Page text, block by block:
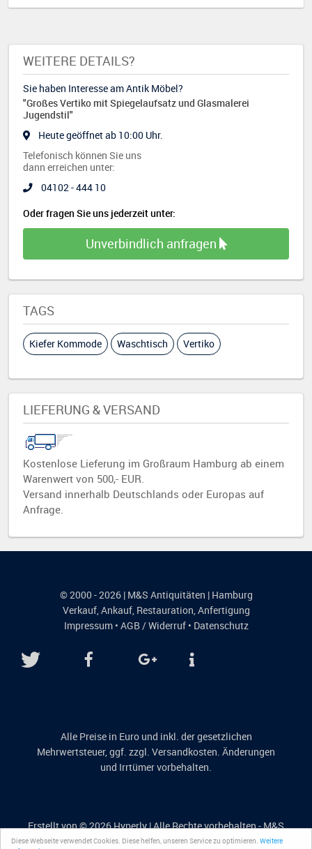
Diese Webseite verwendet Cookies. Diese helfen, unseren Service zu optimieren. Weitere
WEITERE DETAILS?
Sie haben Interesse am Antik Möbel?
"Großes Vertiko mit Spiegelaufsatz und Glasmalerei
Jugendstil"
Heute geöffnet ab 10:00 Uhr.
Telefonisch können Sie uns
dann erreichen unter:
04102 - 444 10
Oder fragen Sie uns jederzeit unter:
Unverbindlich anfragen
TAGS
Kiefer Kommode Waschtisch Vertiko
LIEFERUNG & VERSAND
Kostenlose Lieferung im Großraum Hamburg ab einem
Warenwert von 500,- EUR.
Versand innerhalb Deutschlands oder Europas auf
Anfrage.
© 2000 - 2026 | M&S Antiquitäten | Hamburg
Verkauf,Ankauf, Restauration,Anfertigung
Impressum• AGB / Widerruf• Datenschutz
Alle Preise in Euro und inkl. der gesetzlichen
Mehrwertsteuer, ggf. zzgl. Versandkosten. Änderungen
und Irrtümer vorbehalten.
Erstellt von © 2026Hyperly| Alle Rechte vorbehalten - M&S
Antiquitäten